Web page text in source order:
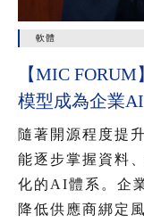
軟體
【MIC
模型成為企業
隨著開源程度提
能逐步掌握資料
化的AI體系。企
降低供應商綁定